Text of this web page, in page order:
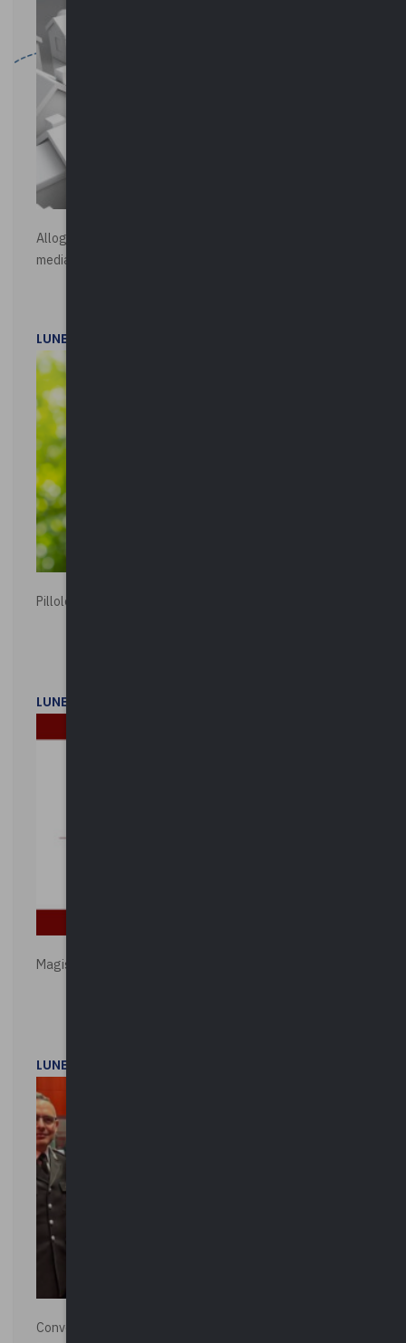
Alloggi di Edilizia Residenziale Pubblica - Vendita all'asta
mediante procedura asincrona telematica
LUNEDì 20 LUGLIO 2026
Pillole ambientali | 2026
LUNEDì 2 FEBBRAIO 2026
Magistratura e Costituzione. Le ragioni del SÌ e del NO
LUNEDì 1 DICEMBRE 2025
Convegno “La Polizia Locale per la sicurezza della città”,